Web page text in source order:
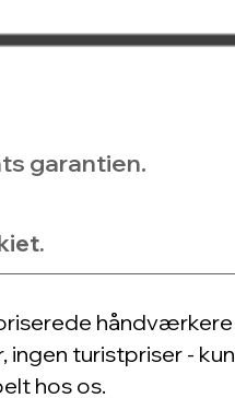
garantien.
håndværkere
turistpriser - kun
hos os.